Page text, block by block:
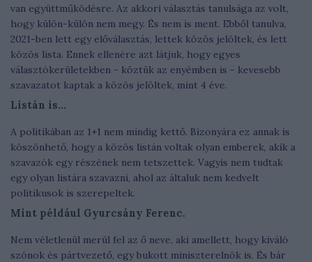
van együttműködésre. Az akkori választás tanulsága az volt,
hogy külön-külön nem megy. És nem is ment. Ebből tanulva,
2021-ben lett egy előválasztás, lettek közös jelöltek, és lett
közös lista. Ennek ellenére azt látjuk, hogy egyes
választókerületekben - köztük az enyémben is - kevesebb
szavazatot kaptak a közös jelöltek, mint 4 éve.
Listán is...
A politikában az 1+1 nem mindig kettő. Bizonyára ez annak is
köszönhető, hogy a közös listán voltak olyan emberek, akik a
szavazók egy részének nem tetszettek. Vagyis nem tudtak
egy olyan listára szavazni, ahol az általuk nem kedvelt
politikusok is szerepeltek.
Mint például Gyurcsány Ferenc.
Nem véletlenül merül fel az ő neve, aki amellett, hogy kiváló
szónok és pártvezető, egy bukott miniszterelnök is. És bár